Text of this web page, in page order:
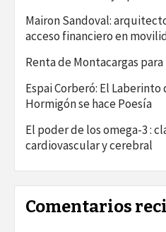
Mairon Sandoval:
acceso financiero en
Renta de Montacargas
Espai Corberó: El Laberinto
Hormigón se hace Poesía
El poder de los omega-3 :
cardiovascular y cerebral
Comentarios